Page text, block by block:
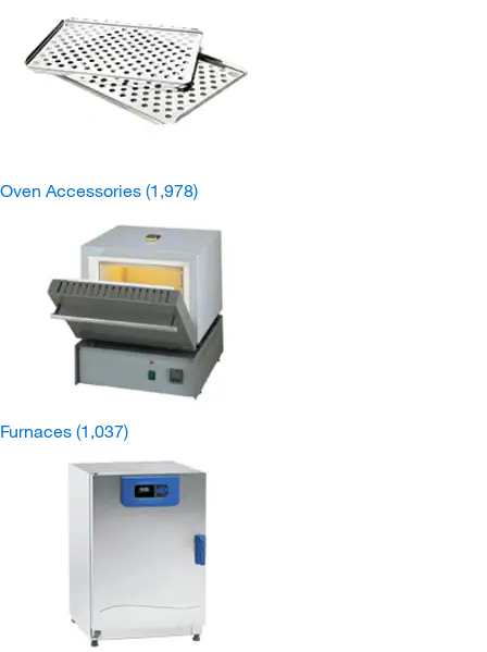
Oven Accessories (1,978)
Furnaces (1,037)